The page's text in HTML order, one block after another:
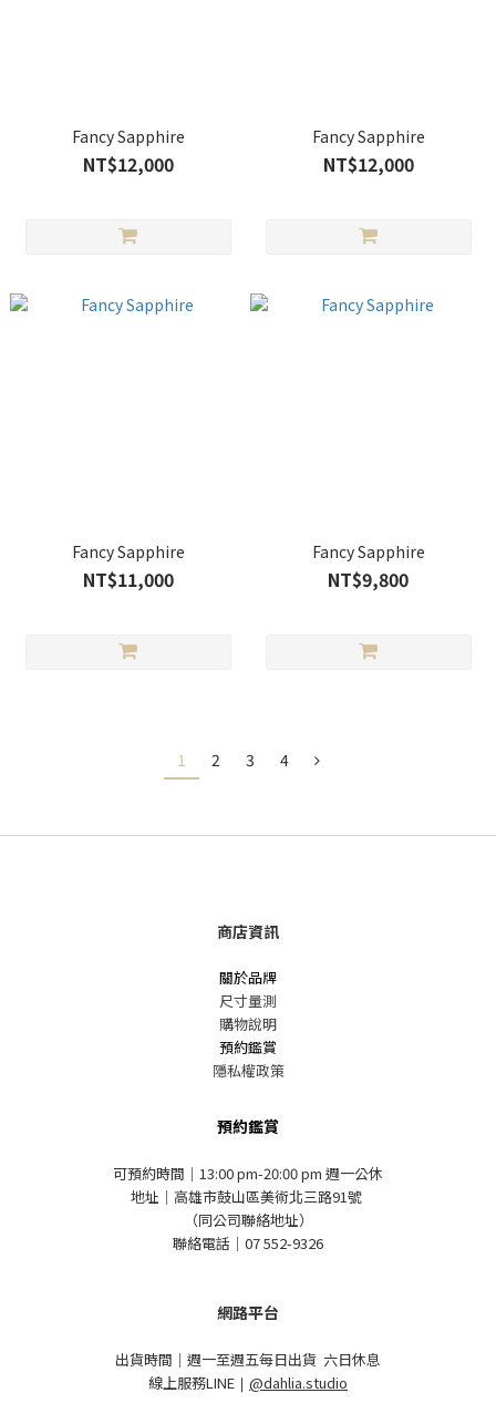
Fancy Sapphire
NT$12,000
Fancy Sapphire
NT$12,000
Fancy Sapphire
NT$11,000
Fancy Sapphire
NT$9,800
1 2 3 4
商店資訊
關於品牌
尺寸量測
購物說明
預約鑑賞
隱私權政策
預約鑑賞
可預約時間｜13:00 pm-20:00 pm 週一公休
地址｜高雄市鼓山區美術北三路91號
（同公司聯絡地址）
聯絡電話｜07 552-9326
網路平台
出貨時間｜週一至週五每日出貨 六日休息
線上服務LINE ｜ @dahlia.studio